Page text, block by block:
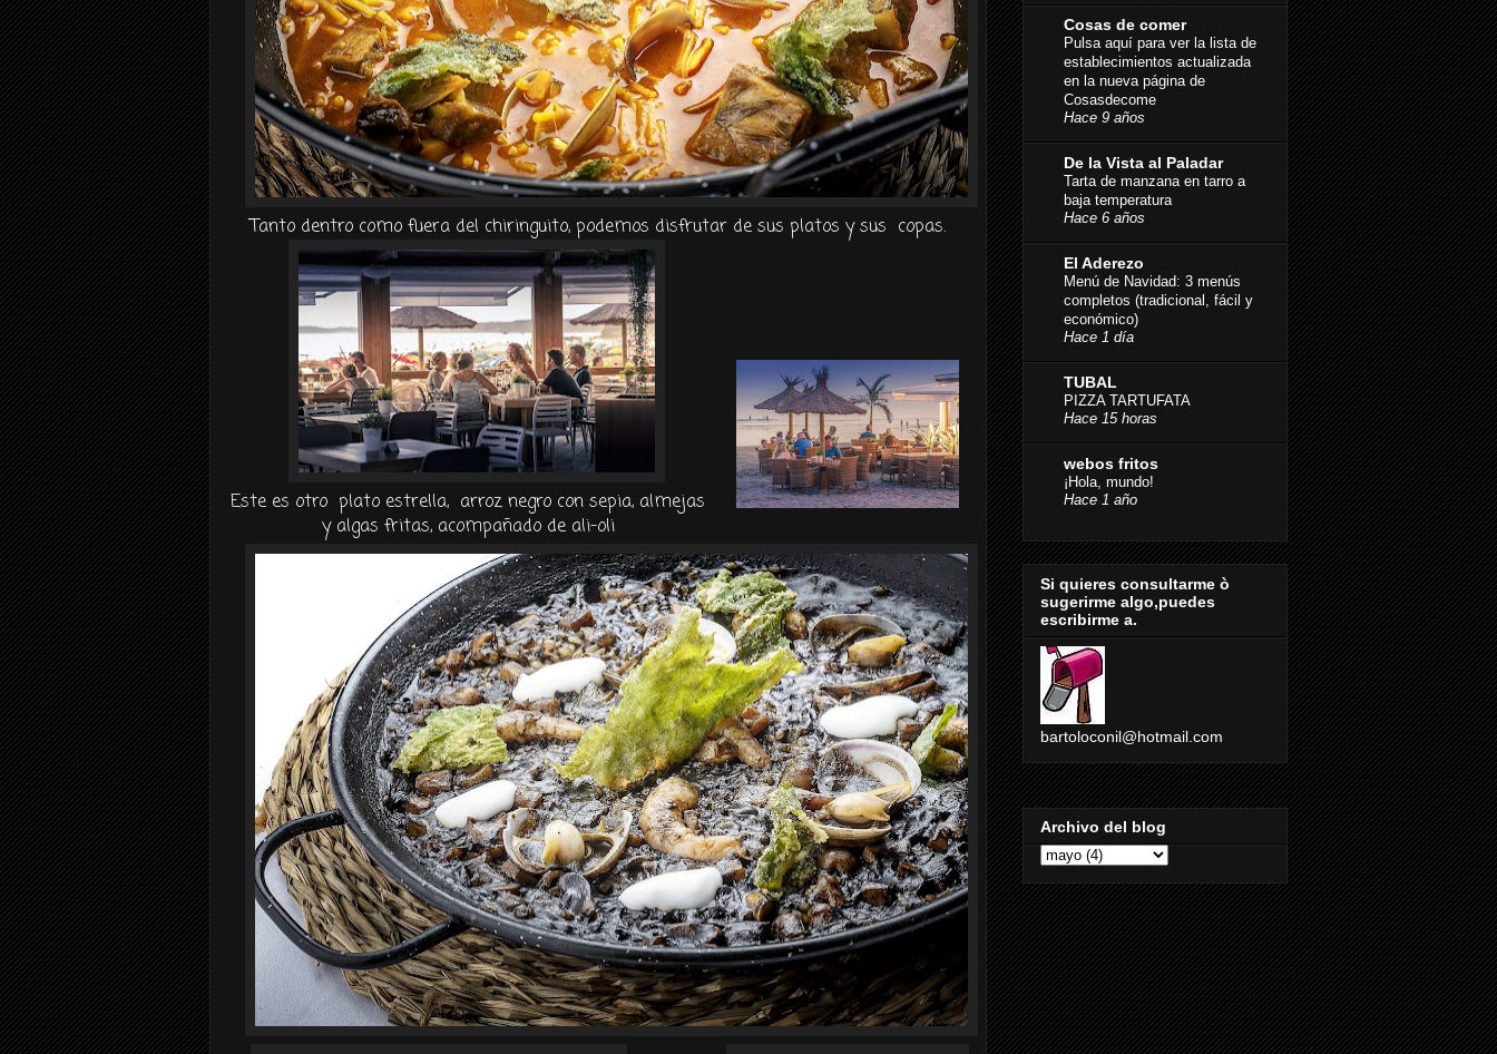
Tanto dentro como fuera del chiringuito, podemos disfrutar de sus platos y sus copas.
Este es otro plato estrella, arroz negro con sepia, almejas
y algas fritas, acompañado de ali-oli
Cosas de comer
Pulsa aquí para ver la lista de
establecimientos actualizada
en la nueva página de
Cosasdecome
Hace 9 años
De la Vista al Paladar
Tarta de manzana en tarro a
baja temperatura
Hace 6 años
El Aderezo
Menú de Navidad: 3 menús
completos (tradicional, fácil y
económico)
Hace 1 día
TUBAL
PIZZA TARTUFATA
Hace 15 horas
webos fritos
¡Hola, mundo!
Hace 1 año
Si quieres consultarme ò
sugerirme algo,puedes
escribirme a.
bartoloconil@hotmail.com
Archivo del blog